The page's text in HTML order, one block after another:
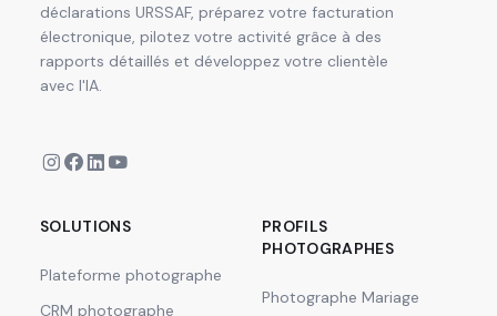
déclarations URSSAF, préparez votre facturation
électronique, pilotez votre activité grâce à des
rapports détaillés et développez votre clientèle
avec l'IA.
SOLUTIONS
Plateforme photographe
CRM photographe
PROFILS
PHOTOGRAPHES
Photographe Mariage